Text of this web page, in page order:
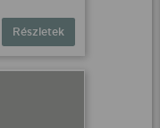
Részletek